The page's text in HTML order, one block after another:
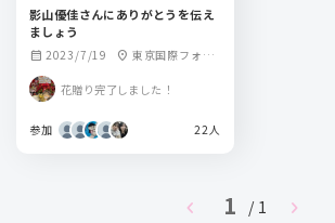
影山優佳さんにありがとうを伝え
ましょう
calendar_month 2023/7/19 location_on 東京国際フォー
花贈り完了しました！
参加 22人
chevron_left 1 / 1 chevron_right